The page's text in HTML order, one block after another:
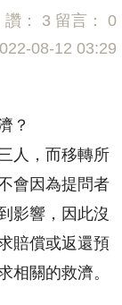
讚： 3 留言： 0
08-12 03:29
？
人，而移轉所
會因為提問者
影響，因此沒
賠償或返還預
相關的救濟。